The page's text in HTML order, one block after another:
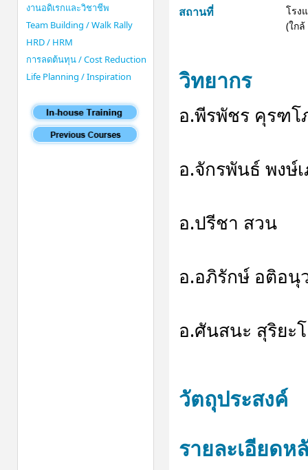
งานอดิเรกและวิชาชีพ
Team Building / Walk Rally
HRD / HRM
การลดต้นทุน / Cost Reduction
Life Planning / Inspiration
สถานที่
โรง
(ใก
วิทยากร
อ.พีรพัชร คุรฑโ
อ.จักรพันธ์ พงษ์
อ.ปรีชา สวน
อ.อภิรักษ์ อติอนุ
อ.ศันสนะ สุริยะ
วัตถุประสงค์
รายละเอียดห